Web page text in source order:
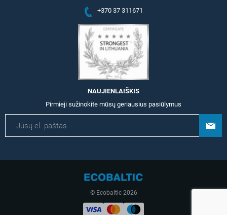
+370 37 311671
NAUJIENLAIŠKIS
Pirmieji sužinokite mūsų geriausius pasiūlymus
© Ecobaltic 2026